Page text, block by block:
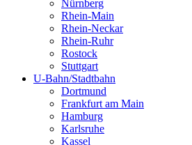
Nürnberg
Rhein-Main
Rhein-Neckar
Rhein-Ruhr
Rostock
Stuttgart
U-Bahn/Stadtbahn
Dortmund
Frankfurt am Main
Hamburg
Karlsruhe
Kassel